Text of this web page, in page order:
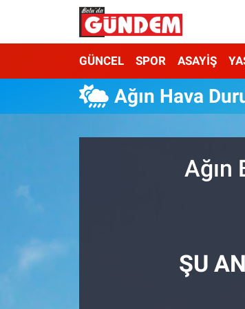
GÜNCEL SPOR ASAYİŞ
Ağın Hava
Ağın
ŞU AN
Merkez Nöbetçi Eczaneler
Merkez Hava Durumu
Süper Lig Puan Durumu ve Fikstür
Haber Arşivi